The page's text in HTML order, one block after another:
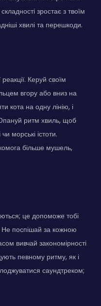
зростає з твоїм
хвилі та перешкоди.
Керуй своїм
вгору або вниз на
кота на одну лінію, і
ритм хвиль, щоб
морські істоти.
більше мушель,
це допоможе тобі
Не поспішай за кожною
вивчай закономірності
певному ритму, як і
саундтреком;